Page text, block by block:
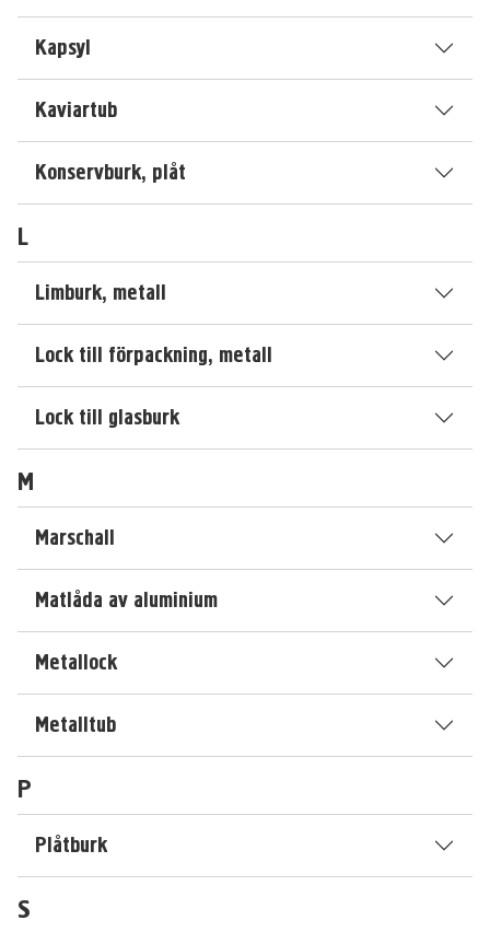
Kapsyl
Kaviartub
Konservburk, plåt
L
Limburk, metall
Lock till förpackning, metall
Lock till glasburk
M
Marschall
Matlåda av aluminium
Metallock
Metalltub
P
Plåtburk
S